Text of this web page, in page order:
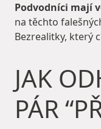
Podvodníci mají
na těchto
Bezrealitky, který
JAK
PÁR